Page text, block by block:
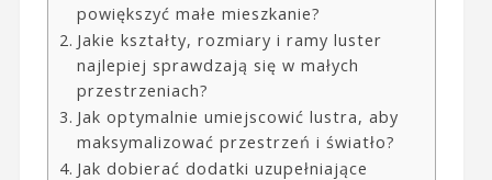
powiększyć małe mieszkanie?
Jakie kształty, rozmiary i ramy luster
najlepiej sprawdzają się w małych
przestrzeniach?
Jak optymalnie umiejscowić lustra, aby
maksymalizować przestrzeń i światło?
Jak dobierać dodatki uzupełniające